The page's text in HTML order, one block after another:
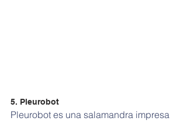
5. Pleurobot
Pleurobot es una salamandra impresa